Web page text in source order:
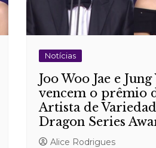
Notícias
Joo Woo Jae e
vencem o prêmio
Artista de
Dragon Series
Alice Rodrigues